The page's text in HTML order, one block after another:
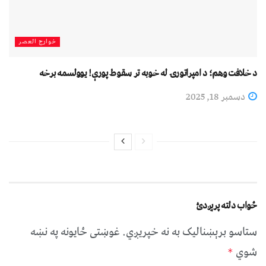
خوارج العصر
د خلافت وهم؛ د امپراتورۍ له خوبه تر سقوط پورې! یوولسمه برخه
دسمبر 18, 2025
ځواب دلته پرېږدئ
ستاسو برېښناليک به نه خپريږي.غوښتى ځایونه په نښه
شوي *